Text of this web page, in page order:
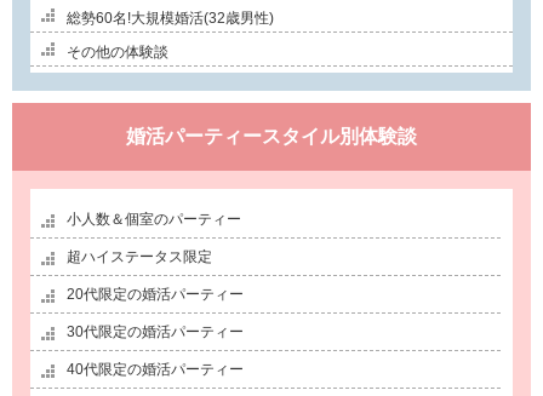
総勢60名!大規模婚活(32歳男性)
その他の体験談
婚活パーティースタイル別体験談
小人数＆個室のパーティー
超ハイステータス限定
20代限定の婚活パーティー
30代限定の婚活パーティー
40代限定の婚活パーティー